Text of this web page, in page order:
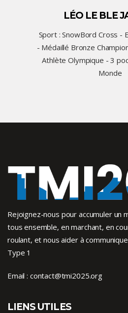
LÉO LE BLE
Sport : SnowBord Cross -
- Médaillé Bronze
Athlète Olympique - 3
Monde
Rejoignez-nous pour accumuler un
tous ensemble, en marchant, en
roulant, et nous aider à
Type 1
Email : contact@tmi2025.org
LIENS UTILES